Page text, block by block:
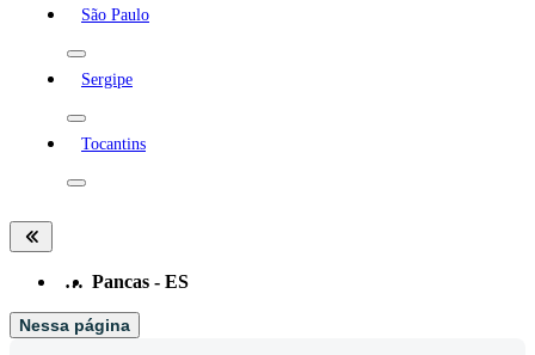
São Paulo
Sergipe
Tocantins
… Pancas - ES
Nessa página